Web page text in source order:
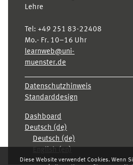
Diese Website verwendet Cookies. Wenn
Lehre
Tel: +49 251 83-22408
Mo.- Fr. 10–16 Uhr
learnweb@uni-
muenster.de
Datenschutzhinweis
Standarddesign
Dashboard
Deutsch ‎(de)‎
Deutsch ‎(de)‎